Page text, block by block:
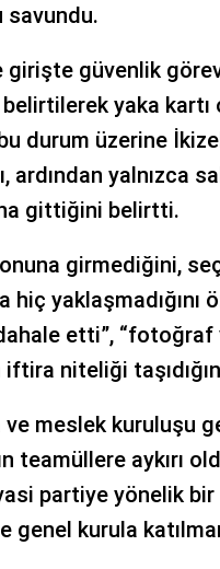
savundu.
girişte güvenlik
yaka kartı
durum üzerine
ardından yalnızca
gittiğini belirtti.
girmediğini,
hiç
etti”, “fotoğraf
iftira niteliği
meslek kuruluşu
teamüllere aykırı
partiye yönelik bir
kurula